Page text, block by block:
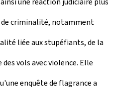
de criminalité, notamment
liée aux stupéfiants, de la
vols avec violence. Elle
enquête de flagrance a